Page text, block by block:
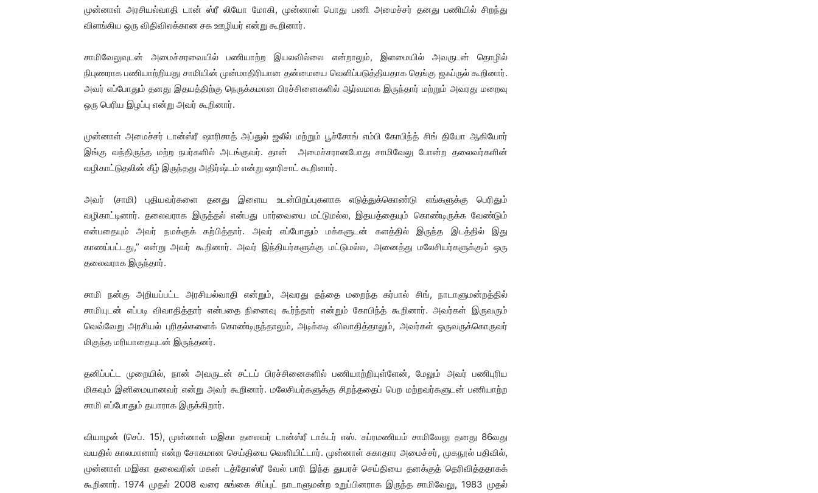
முன்னாள் அரசியல்வாதி டான் ஸ்ரீ லியோ மோகி, முன்னாள் பொது பணி அமைச்சர் தனது பணியில் சிறந்து
விளங்கிய ஒரு விதிவிலக்கான சக ஊழியர் என்று கூறினார்.
சாமிவேலுவுடன் அமைச்சரவையில் பணியாற்ற இயலவில்லை என்றாலும், இளமையில் அவருடன் தொழில்
நிபுணராக பணியாற்றியது சாமியின் முன்மாதிரியான தன்மையை வெளிப்படுத்தியதாக தெங்கு ஜஃப்ருல் கூறினார்.
அவர் எப்போதும் தனது இதயத்திற்கு நெருக்கமான பிரச்சினைகளில் ஆர்வமாக இருந்தார் மற்றும் அவரது மறைவு
ஒரு பெரிய இழப்பு என்று அவர் கூறினார்.
முன்னாள் அமைச்சர் டான்ஸ்ரீ ஷாரிசாத் அப்துல் ஜலீல் மற்றும் பூச்சோங் எம்பி கோபிந்த் சிங் தியோ ஆகியோர்
இங்கு வந்திருந்த மற்ற நபர்களில் அடங்குவர். தான் அமைச்சரானபோது சாமிவேலு போன்ற தலைவர்களின்
வழிகாட்டுதலின் கீழ் இருந்தது அதிர்ஷ்டம் என்று ஷாரிசாட் கூறினார்.
அவர் (சாமி) புதியவர்களை தனது இளைய உடன்பிறப்புகளாக எடுத்துக்கொண்டு எங்களுக்கு பெரிதும்
வழிகாட்டினார். தலைவராக இருத்தல் என்பது பார்வையை மட்டுமல்ல, இதயத்தையும் கொண்டிருக்க வேண்டும்
என்பதையும் அவர் நமக்குக் கற்பித்தார். அவர் எப்போதும் மக்களுடன் களத்தில் இருந்த இடத்தில் இது
காணப்பட்டது,” என்று அவர் கூறினார். அவர் இந்தியர்களுக்கு மட்டுமல்ல, அனைத்து மலேசியர்களுக்கும் ஒரு
தலைவராக இருந்தார்.
சாமி நன்கு அறியப்பட்ட அரசியல்வாதி என்றும், அவரது தந்தை மறைந்த கர்பால் சிங், நாடாளுமன்றத்தில்
சாமியுடன் எப்படி விவாதித்தார் என்பதை நினைவு கூர்ந்தார் என்றும் கோபிந்த் கூறினார். அவர்கள் இருவரும்
வெவ்வேறு அரசியல் புரிதல்களைக் கொண்டிருந்தாலும், அடிக்கடி விவாதித்தாலும், அவர்கள் ஒருவருக்கொருவர்
மிகுந்த மரியாதையுடன் இருந்தனர்.
தனிப்பட்ட முறையில், நான் அவருடன் சட்டப் பிரச்சினைகளில் பணியாற்றியுள்ளேன், மேலும் அவர் பணிபுரிய
மிகவும் இனிமையானவர் என்று அவர் கூறினார். மலேசியர்களுக்கு சிறந்ததைப் பெற மற்றவர்களுடன் பணியாற்ற
சாமி எப்போதும் தயாராக இருக்கிறார்.
வியாழன் (செப். 15), முன்னாள் மஇகா தலைவர் டான்ஸ்ரீ டாக்டர் எஸ். சுப்ரமணியம் சாமிவேலு தனது 86வது
வயதில் காலமானார் என்ற சோகமான செய்தியை வெளியிட்டார். முன்னாள் சுகாதார அமைச்சர், முகநூல் பதிவில்,
முன்னாள் மஇகா தலைவரின் மகன் டத்தோஸ்ரீ வேல் பாரி இந்த துயரச் செய்தியை தனக்குத் தெரிவித்ததாகக்
கூறினார். 1974 முதல் 2008 வரை சுங்கை சிப்புட் நாடாளுமன்ற உறுப்பினராக இருந்த சாமிவேலு, 1983 முதல்